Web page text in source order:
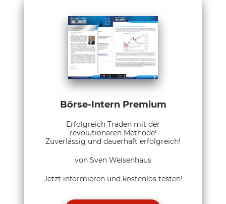
Börse-Intern Premium
Erfolgreich Traden mit der
revolutionären Methode!
Zuverlässig und dauerhaft erfolgreich!
von Sven Weisenhaus
Jetzt informieren und kostenlos testen!